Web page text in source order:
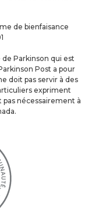
de bienfaisance
Parkinson qui est
Post a pour
doit pas servir à des
expriment
pas nécessairement à